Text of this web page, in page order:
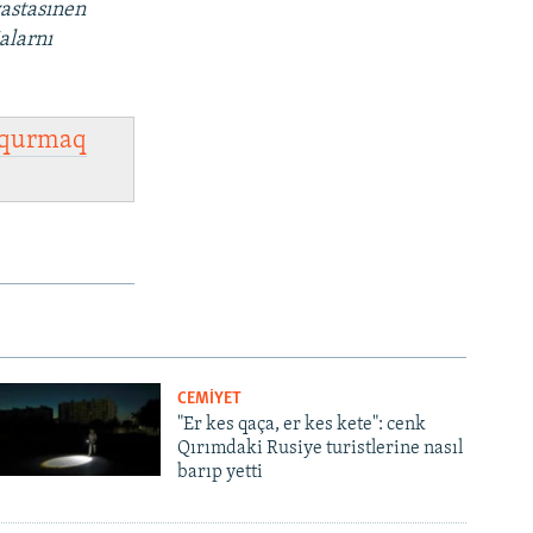
CEMİYET
"Er kes qaça, er kes kete": cenk
Qırımdaki Rusiye turistlerine nasıl
barıp yetti